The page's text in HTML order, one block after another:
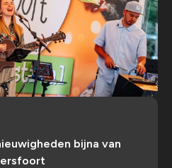
bijna van